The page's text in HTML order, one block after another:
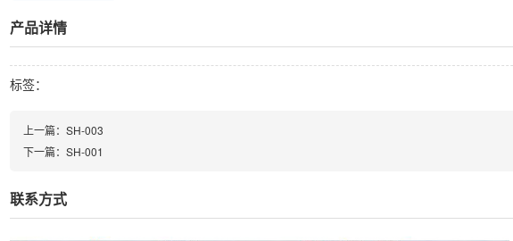
产品详情
标签：
上一篇：SH-003
下一篇：SH-001
联系方式